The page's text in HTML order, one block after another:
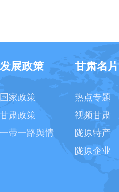
发展政策
国家政策
甘肃政策
一带一路舆情
甘肃名片
热点专题
视频甘肃
陇原特产
陇原企业